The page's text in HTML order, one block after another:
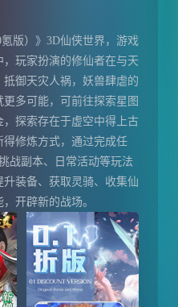
版）》3D仙侠世界，游戏
玩家扮演的修仙者在与天
御天灾人祸，妖兽肆虐的
多可能，可前往探索星图
探索存在于虚空中得上古
修炼方式，通过完成任
战副本、日常活动等玩法
装备、获取灵骑、收集仙
开辟新的战场。